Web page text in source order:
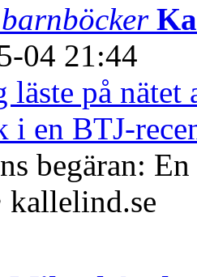
04 21:44
på nätet
i en BTJ-
begäran:
kallelind.se